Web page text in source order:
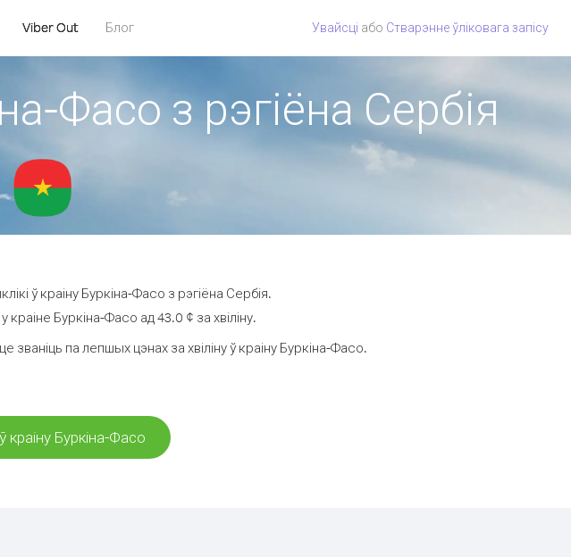
Viber Out Блог Увайсці або Стварэнне ўліковага запісу
Фасо з рэгіёна Сербія
ў краіну Буркіна-Фасо з рэгіёна Сербія.
Буркіна-Фасо ад 43.0 ¢ за хвіліну.
па лепшых цэнах за хвіліну ў краіну Буркіна-Фасо.
краіну Буркіна-Фасо